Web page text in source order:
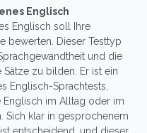
Englisch
Englisch soll Ihre
bewerten. Dieser Testtyp
und die
zu bilden. Er ist ein
Englisch-Sprachtests,
im Alltag oder im
Sich klar in gesprochenem